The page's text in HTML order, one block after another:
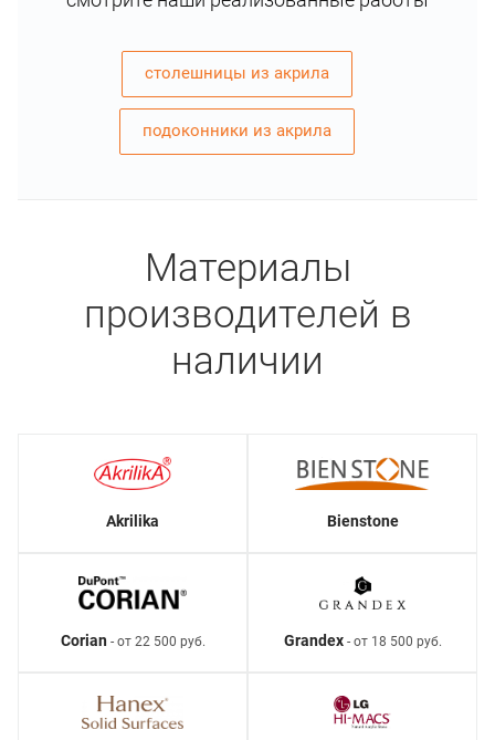
столешницы из акрила
подоконники из акрила
Материалы
производителей в
наличии
Akrilika Bienstone
Corian- от 22 500 руб. Grandex- от 18 500 руб.